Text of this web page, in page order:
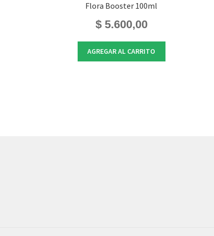
Flora Booster 100ml
$5.600,00
AGREGAR AL CARRITO